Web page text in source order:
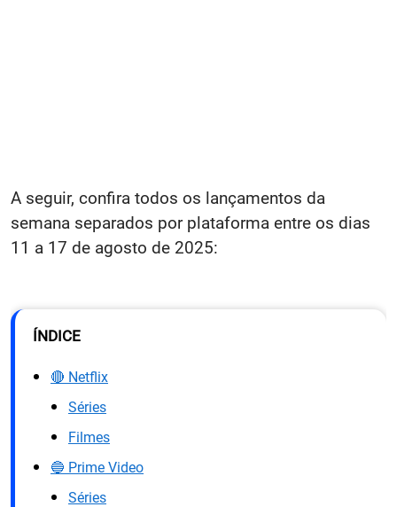
A seguir, confira todos os lançamentos da
semana separados por plataforma entre os dias
11 a 17 de agosto de 2025:
ÍNDICE
🔴 Netflix
Séries
Filmes
🔵 Prime Video
Séries